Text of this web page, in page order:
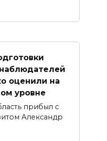
оценили на
уровне
прибыл с
Александр